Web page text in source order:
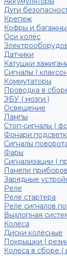
Дуги
Крепеж
Кофры и
Оси колёс
Датчики
Катушки
Сигналы (
Коммутаторы
Проводка в
ЭБУ ( мозги )
Освещение
Лампы
Стоп-сигналы (
Фонари
Сигналы
Фары
Сигнализации (
Панели
Зарядные
Реле
Реле стартера
Реле сигналов
Выхлопная
Колёса
Диски колёсные
Покрышки (
Колёса в сборе (